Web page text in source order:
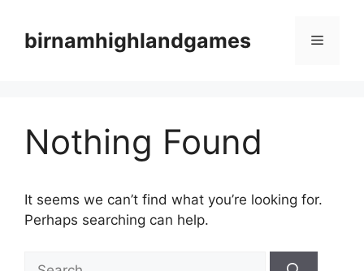
contentbirnamhighlandgames Menu
Nothing Found
It seems we can’t find what you’re looking for.
Perhaps searching can help.